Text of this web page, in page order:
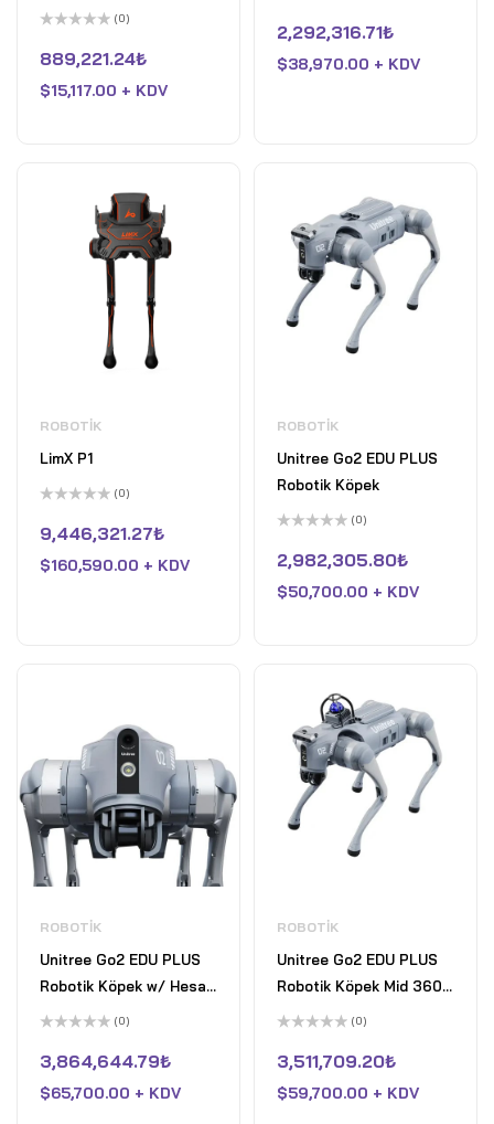
üzerinden
0
aldı
(0)
889,221.24₺
$15,117.00 + KDV
üzerinden
0
aldı
2,292,316.71₺
$38,970.00 + KDV
ROBOTIK
LimX P1
üzerinden
0
aldı
(0)
9,446,321.27₺
$160,590.00 + KDV
ROBOTIK
Unitree Go2 EDU PLUS
Robotik Köpek
üzerinden
0
aldı
(0)
2,982,305.80₺
$50,700.00 + KDV
ROBOTIK
Unitree Go2 EDU PLUS
Robotik Köpek w/ Hesai
XT16 LiDAR
üzerinden
0
aldı
(0)
3,864,644.79₺
$65,700.00 + KDV
ROBOTIK
Unitree Go2 EDU PLUS
Robotik Köpek Mid 360
LiDAR ile
üzerinden
0
aldı
(0)
3,511,709.20₺
$59,700.00 + KDV